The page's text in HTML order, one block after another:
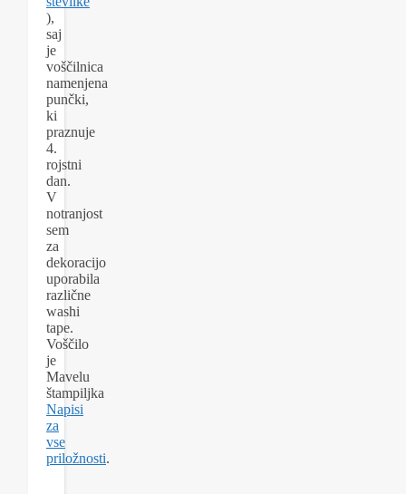
),
saj
je
voščilnica
namenjena
punčki,
ki
praznuje
4.
rojstni
dan.
V
notranjost
sem
za
dekoracijo
uporabila
različne
washi
tape.
Voščilo
je
Mavelu
štampiljka
Napisi
za
vse
priložnosti.